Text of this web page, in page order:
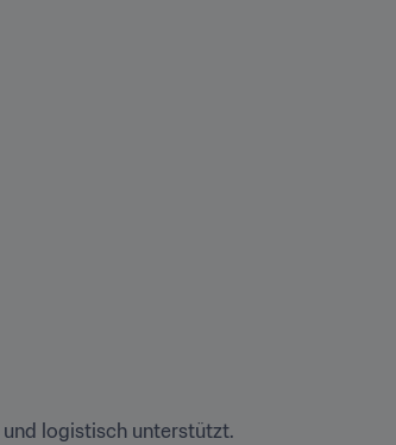
und logistisch unterstützt.